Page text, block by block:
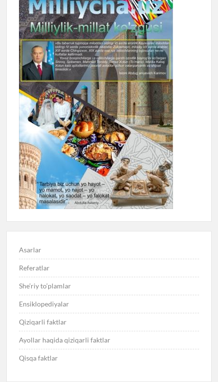
Asarlar
Referatlar
She’riy to’plamlar
Ensiklopediyalar
Qiziqarli faktlar
Ayollar haqida qiziqarli faktlar
Qisqa faktlar